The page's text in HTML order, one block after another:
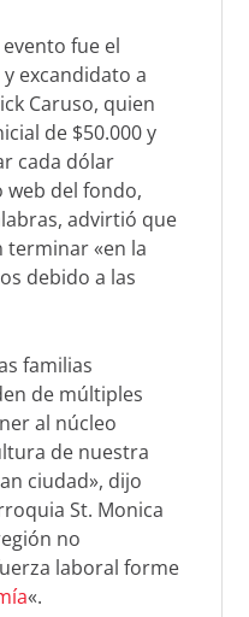
fue el
excandidato a
Caruso, quien
de $50.000 y
cada dólar
web del fondo,
advirtió que
terminar «en la
debido a las
familias
de múltiples
al núcleo
de nuestra
ciudad», dijo
St. Monica
no
laboral forme
«.